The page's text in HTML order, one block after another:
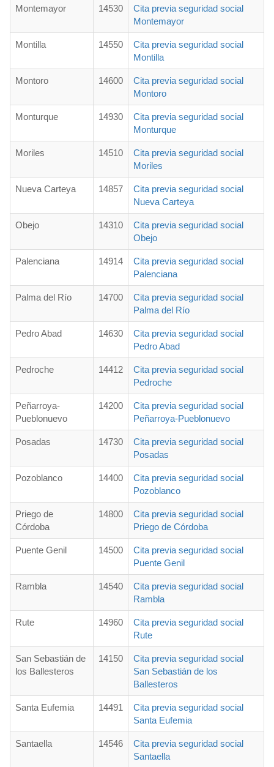
Montemayor 14530
Cita previa seguridad social
Montemayor
Montilla 14550
Cita previa seguridad social
Montilla
Montoro 14600
Cita previa seguridad social
Montoro
Monturque 14930
Cita previa seguridad social
Monturque
Moriles 14510
Cita previa seguridad social
Moriles
Nueva Carteya 14857
Cita previa seguridad social
Nueva Carteya
Obejo 14310
Cita previa seguridad social
Obejo
Palenciana 14914
Cita previa seguridad social
Palenciana
Palma del Río 14700
Cita previa seguridad social
Palma del Río
Pedro Abad 14630
Cita previa seguridad social
Pedro Abad
Pedroche 14412
Cita previa seguridad social
Pedroche
Peñarroya-
Pueblonuevo
14200
Cita previa seguridad social
Peñarroya-Pueblonuevo
Posadas 14730
Cita previa seguridad social
Posadas
Pozoblanco 14400
Cita previa seguridad social
Pozoblanco
Priego de
Córdoba
14800
Cita previa seguridad social
Priego de Córdoba
Puente Genil 14500
Cita previa seguridad social
Puente Genil
Rambla 14540
Cita previa seguridad social
Rambla
Rute 14960
Cita previa seguridad social
Rute
San Sebastián de
los Ballesteros
14150
Cita previa seguridad social
San Sebastián de los
Ballesteros
Santa Eufemia 14491
Cita previa seguridad social
Santa Eufemia
Santaella 14546
Cita previa seguridad social
Santaella